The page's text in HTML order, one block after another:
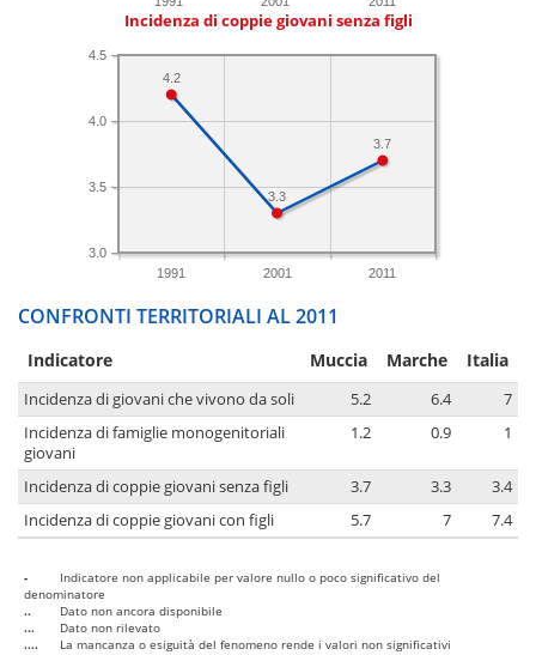
Incidenza di coppie giovani senza figli
1991 2001 2011
3.0
3.5
4.0
4.5
3.7
3.3
4.2
CONFRONTI TERRITORIALI AL 2011
Indicatore Muccia Marche Italia
Incidenza di giovani che vivono da soli 5.2 6.4
7
Incidenza di famiglie monogenitoriali
giovani
1.2 0.9 1
Incidenza di coppie giovani senza figli 3.7 3.3
3.4
Incidenza di coppie giovani con figli
5.7 7 7.4
-
Indicatore non applicabile per valore nullo o poco significativo del
denominatore
..
Dato non ancora disponibile
...
Dato non rilevato
....
La mancanza o esiguità del fenomeno rende i valori non significativi